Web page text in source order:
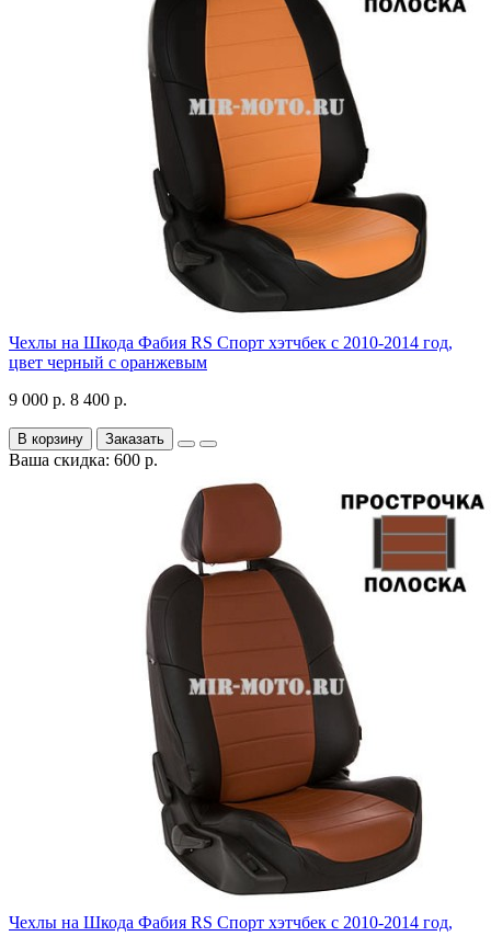
Чехлы на Шкода Фабия RS Спорт хэтчбек с 2010-2014 год,
цвет черный с оранжевым
9 000 р. 8 400 р.
В корзину Заказать
Ваша скидка: 600 р.
Чехлы на Шкода Фабия RS Спорт хэтчбек с 2010-2014 год,